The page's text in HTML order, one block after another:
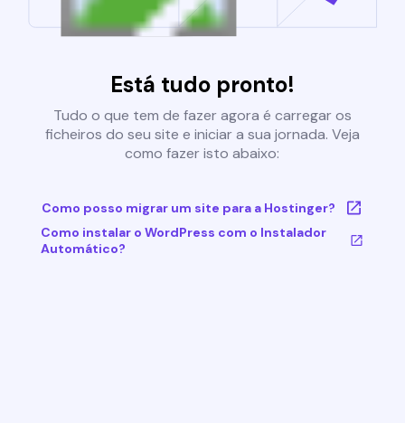
Está tudo pronto!
Tudo o que tem de fazer agora é carregar os
ficheiros do seu site e iniciar a sua jornada. Veja
como fazer isto abaixo:
Como posso migrar um site para a Hostinger?
Como instalar o WordPress com o Instalador
Automático?